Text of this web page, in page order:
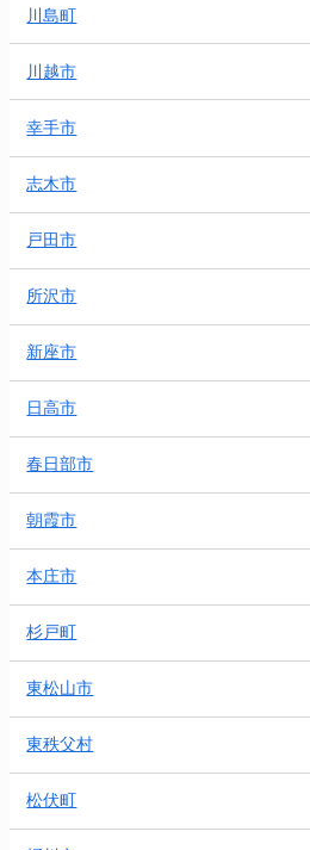
川島町
川越市
幸手市
志木市
戸田市
所沢市
新座市
日高市
春日部市
朝霞市
本庄市
杉戸町
東松山市
東秩父村
松伏町